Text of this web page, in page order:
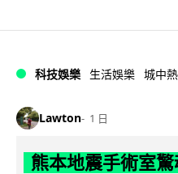
科技娛樂 生活娛樂 城中
Lawton 1 日
熊本地震手術室